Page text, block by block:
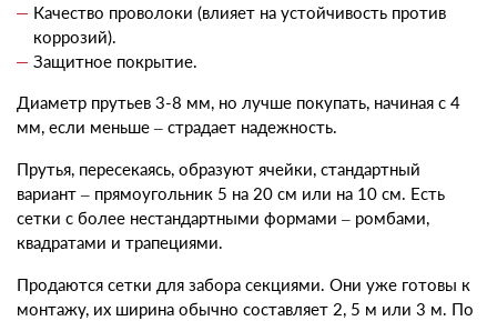
Качество проволоки (влияет на устойчивость против
коррозий).
Защитное покрытие.
Диаметр прутьев 3-8 мм, но лучше покупать, начиная с 4
мм, если меньше – страдает надежность.
Прутья, пересекаясь, образуют ячейки, стандартный
вариант – прямоугольник 5 на 20 см или на 10 см. Есть
сетки с более нестандартными формами – ромбами,
квадратами и трапециями.
Продаются сетки для забора секциями. Они уже готовы к
монтажу, их ширина обычно составляет 2, 5 м или 3 м. По